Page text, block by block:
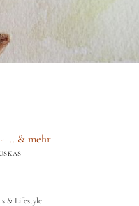
... & mehr
& Lifestyle